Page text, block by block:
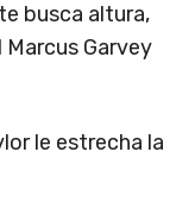
busca altura,
Garvey
le estrecha la